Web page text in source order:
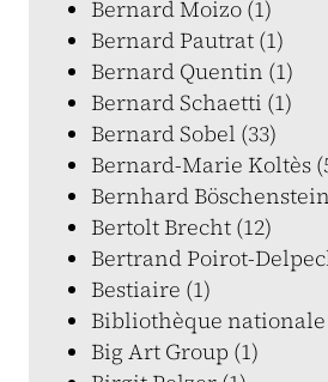
Bernard Moizo (1)
Bernard Pautrat (1)
Bernard Quentin (1)
Bernard Schaetti (1)
Bernard Sobel (33)
Bernard-Marie Koltès
Bernhard
Bertolt Brecht (12)
Bertrand Poirot-
Bestiaire (1)
Bibliothèque nationale
Big Art Group (1)